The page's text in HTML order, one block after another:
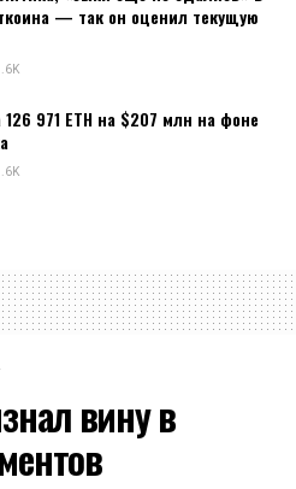
— так он оценил текущую
126 971 ETH на $207 млн на фоне
вину в